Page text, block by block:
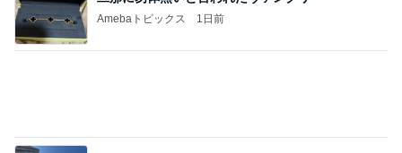
Amebaトピックス 1日前